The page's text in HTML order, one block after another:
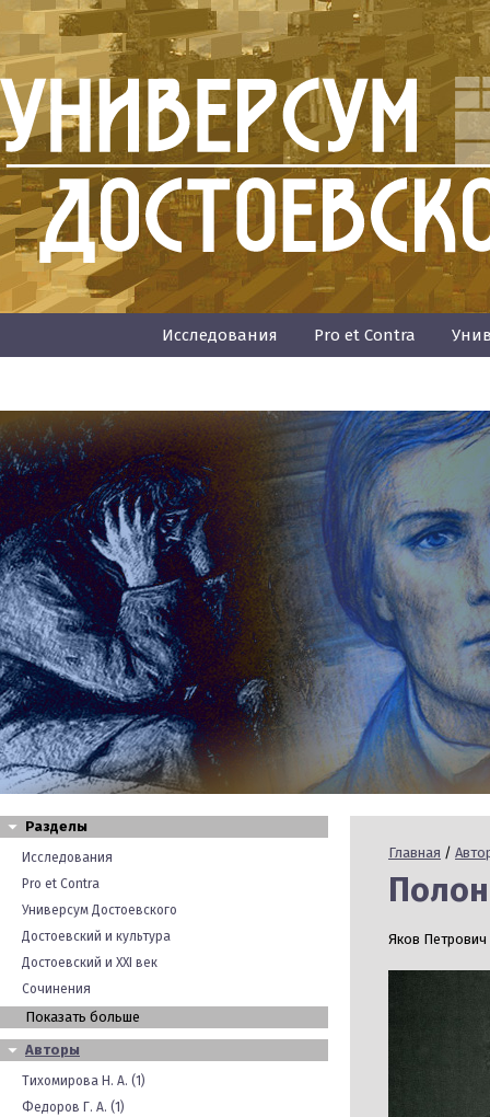
Исследования Pro et Contra
Разделы
Исследования
Pro et Contra
Универсум Достоевского
Достоевский и культура
Достоевский и XXI век
Сочинения
Показать больше
Авторы
Тихомирова Н. А. (1)
Федоров Г. А. (1)
Главная /
Яков Петрович